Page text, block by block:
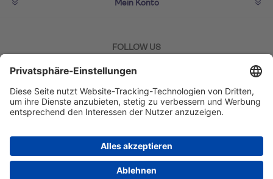
Mein Konto
FOLLOW US
ZAHLMETHODEN